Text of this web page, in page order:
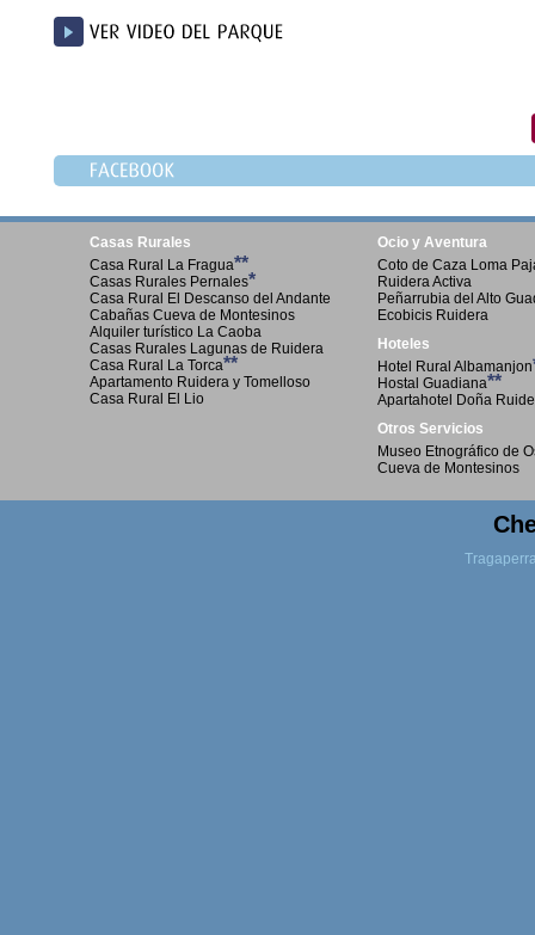
Casas Rurales
Casa Rural La Fragua**
Casas Rurales Pernales*
Casa Rural El Descanso del Andante
Cabañas Cueva de Montesinos
Alquiler turístico La Caoba
Casas Rurales Lagunas de Ruidera
Casa Rural La Torca**
Apartamento Ruidera y Tomelloso
Casa Rural El Lio
Ocio y Aventura
Coto de Caza Loma
Ruidera Activa
Peñarrubia del Alto
Ecobicis Ruidera
Hoteles
Hotel Rural Albamanjon
Hostal Guadiana**
Apartahotel Doña
Otros Servicios
Museo Etnográfico de
Cueva de Montesinos